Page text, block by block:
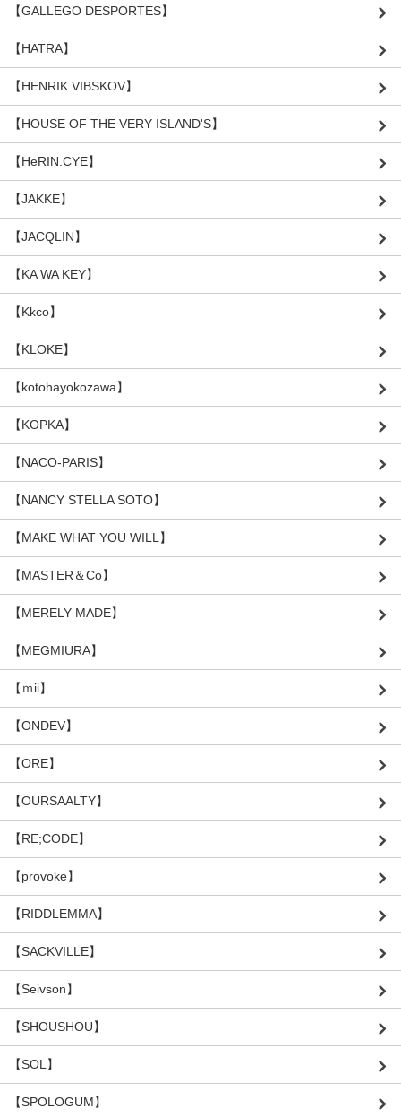
【GALLEGO DESPORTES】
【HATRA】
【HENRIK VIBSKOV】
【HOUSE OF THE VERY ISLAND'S】
【HeRIN.CYE】
【JAKKE】
【JACQLIN】
【KA WA KEY】
【Kkco】
【KLOKE】
【kotohayokozawa】
【KOPKA】
【NACO-PARIS】
【NANCY STELLA SOTO】
【MAKE WHAT YOU WILL】
【MASTER＆Co】
【MERELY MADE】
【MEGMIURA】
【ｍii】
【ONDEV】
【ORE】
【OURSAALTY】
【RE;CODE】
【provoke】
【RIDDLEMMA】
【SACKVILLE】
【Seivson】
【SHOUSHOU】
【SOL】
【SPOLOGUM】